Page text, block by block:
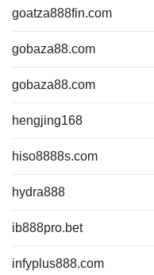
goatza888fin.com
gobaza88.com
gobaza88.com
hengjing168
hiso8888s.com
hydra888
ib888pro.bet
infyplus888.com